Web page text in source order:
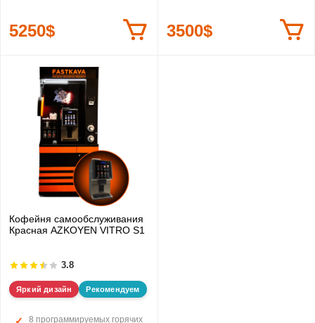
5250$ 3500$
Кофейня самообслуживания
Красная AZKOYEN VITRO S1
3.8
Яркий дизайн Рекомендуем
8 программируемых горячих